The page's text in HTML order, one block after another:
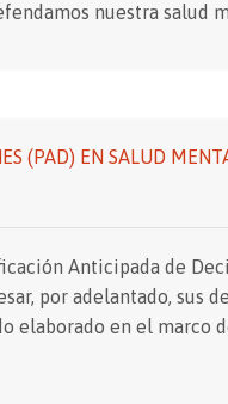
nuestra salud
(PAD) EN SALUD
Anticipada de
por adelantado, sus
elaborado en el marco